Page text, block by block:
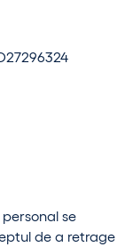
se
de a retrage